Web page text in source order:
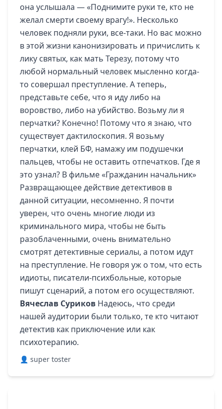
она услышала — «Поднимите руки те, кто не
желал смерти своему врагу!». Несколько
человек подняли руки, все-таки. Но вас можно
в этой жизни канонизировать и причислить к
лику святых, как мать Терезу, потому что
любой нормальный человек мысленно когда-
то совершал преступление. А теперь,
представьте себе, что я иду либо на
воровство, либо на убийство. Возьму ли я
перчатки? Конечно! Потому что я знаю, что
существует дактилоскопия. Я возьму
перчатки, клей БФ, намажу им подушечки
пальцев, чтобы не оставить отпечатков. Где я
это узнал? В фильме «Гражданин начальник»
Развращающее действие детективов в
данной ситуации, несомненно. Я почти
уверен, что очень многие люди из
криминального мира, чтобы не быть
разоблаченными, очень внимательно
смотрят детективные сериалы, а потом идут
на преступление. Не говоря уж о том, что есть
идиоты, писатели-психбольные, которые
пишут сценарий, а потом его осуществляют.
Вячеслав Суриков Надеюсь, что среди
нашей аудитории были только, те кто читают
детектив как приключение или как
психотерапию.
👤 super toster